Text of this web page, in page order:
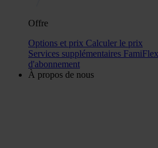
Offre
Options et prix Calculer le prix
Services supplémentaires
d'abonnement
À propos de nous